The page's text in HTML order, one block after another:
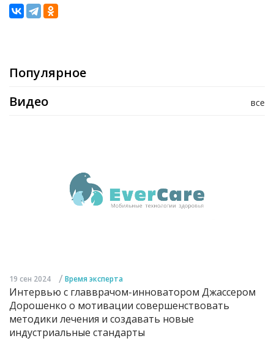
Популярное
все
Видео
19 сен 2024 / Время эксперта
Интервью с главврачом-инноватором Джассером
Дорошенко о мотивации совершенствовать
методики лечения и создавать новые
индустриальные стандарты